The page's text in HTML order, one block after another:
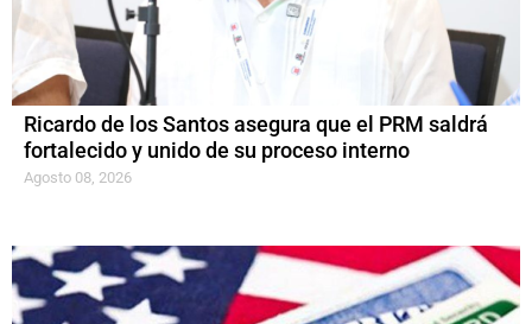
Ricardo de los Santos asegura que el PRM saldrá
fortalecido y unido de su proceso interno
Agosto 08, 2026